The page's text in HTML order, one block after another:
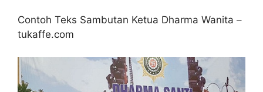
Contoh Teks Sambutan Ketua Dharma Wanita –
tukaffe.com